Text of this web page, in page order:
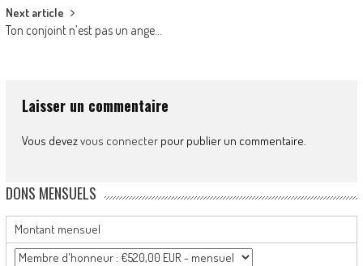
Next article
Ton conjoint n’est pas un ange…
Laisser un commentaire
Vous devezvous connecterpour publier un commentaire.
DONS MENSUELS
Montant mensuel